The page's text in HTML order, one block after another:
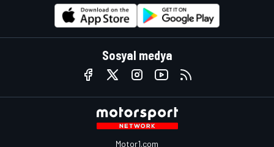
Sosyal medya
Motor1.com